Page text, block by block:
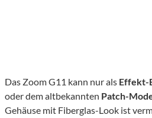
Das Zoom G11 kann nur als Effekt-
oder dem altbekannten Patch-
Gehäuse mit Fiberglas-Look ist